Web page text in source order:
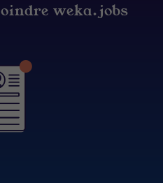
weka.jobs